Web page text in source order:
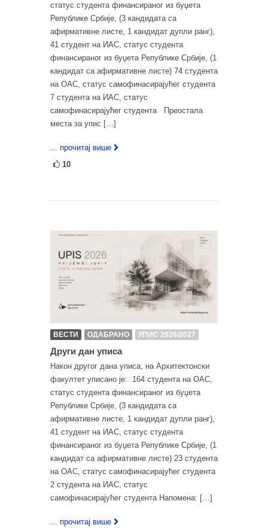
статус студента финансираног из буџета
Републике Србије, (3 кандидата са
афирмативне листе, 1 кандидат дупли ранг),
41 студент на ИАС, статус студента
финансираног из буџета Републике Србије, (1
кандидат са афирмативне листе) 74 студента
на ОАС, статус самофинасирајућег студента
7 студента на ИАС, статус
самофинасирајућег студента Преостала
места за упис […]
... прочитај више
10
ВЕСТИ ОДАБРАНО УПИС 2026/2027
Други дан уписа
Након другог дана уписа, на Архитектонски
факултет уписано је: 164 студента на ОАС,
статус студента финансираног из буџета
Републике Србије, (3 кандидата са
афирмативне листе, 1 кандидат дупли ранг),
41 студент на ИАС, статус студента
финансираног из буџета Републике Србије, (1
кандидат са афирмативне листе) 23 студента
на ОАС, статус самофинасирајућег студента
2 студента на ИАС, статус
самофинасирајућег студента Напомена: […]
... прочитај више